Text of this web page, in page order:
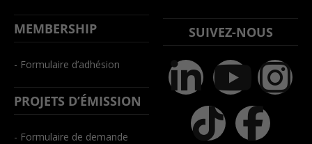
MEMBERSHIP
- Formulaire d’adhésion
PROJETS D’ÉMISSION
- Formulaire de demande
SUIVEZ-NOUS